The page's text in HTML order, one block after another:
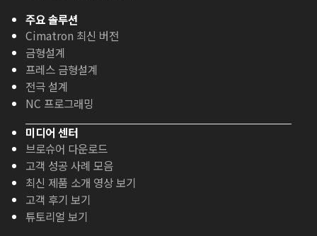
주요 솔루션
Cimatron 최신 버전
금형설계
프레스 금형설계
전극 설계
NC 프로그래밍
미디어 센터
브로슈어 다운로드
고객 성공 사례 모음
최신 제품 소개 영상 보기
고객 후기 보기
튜토리얼 보기